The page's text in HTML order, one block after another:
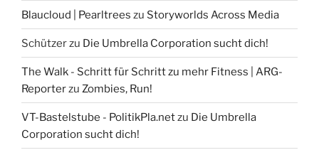
Blaucloud | Pearltrees zu Storyworlds Across Media
Schützerzu Die Umbrella Corporation sucht dich!
The Walk - Schritt für Schritt zu mehr Fitness | ARG-
Reporterzu Zombies, Run!
VT-Bastelstube - PolitikPla.netzu Die Umbrella
Corporation sucht dich!